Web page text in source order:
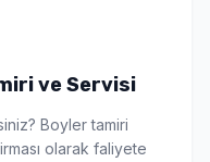
ve Servisi
Boyler tamiri
olarak faliyete